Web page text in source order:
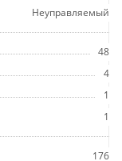
Неуправляемый
48
4
1
1
176